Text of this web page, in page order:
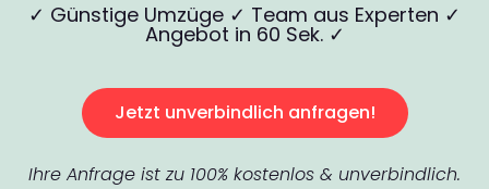
✓ Günstige Umzüge ✓ Team aus Experten ✓
Angebot in 60 Sek. ✓
Jetzt unverbindlich anfragen!
Ihre Anfrage ist zu 100% kostenlos & unverbindlich.